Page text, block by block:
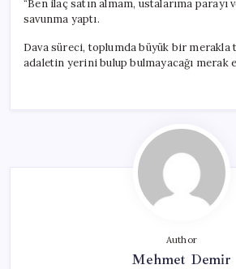
“Ben ilaç satın almam, ustalarıma parayı
savunma yaptı.
Dava süreci, toplumda büyük bir merakla
adaletin yerini bulup bulmayacağı merak
Author
Mehmet Demir